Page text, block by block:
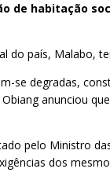
de habitação
país, Malabo,
se degradas,
anunciou
pelo Ministro
dos